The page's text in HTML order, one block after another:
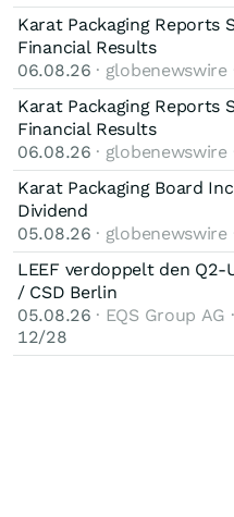
Karat Packaging Reports
Financial Results
06.08.26 · globenewswire
Karat Packaging Reports
Financial Results
06.08.26 · globenewswire
Karat Packaging Board
Dividend
05.08.26 · globenewswire
LEEF verdoppelt den Q2-
/ CSD Berlin
05.08.26 · EQS Group AG ·
12/28